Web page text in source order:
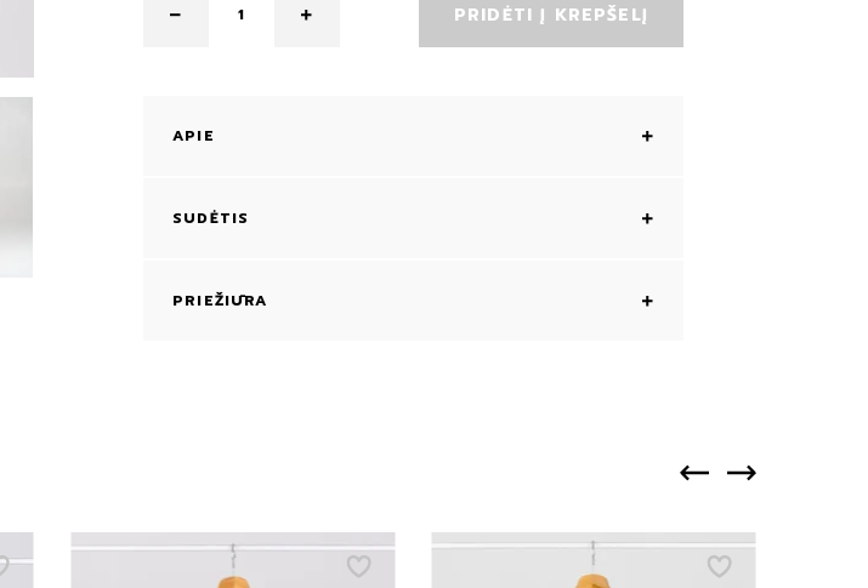
PRIDĖTI Į KREPŠELĮ
APIE
SUDĖTIS
PRIEŽIŪRA